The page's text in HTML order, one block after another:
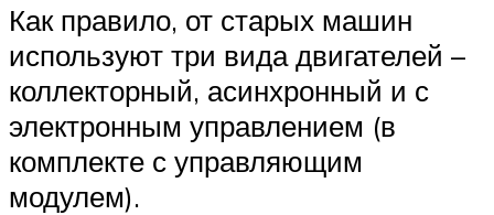
Как правило, от старых машин
используют три вида двигателей –
коллекторный, асинхронный и с
электронным управлением (в
комплекте с управляющим
модулем).